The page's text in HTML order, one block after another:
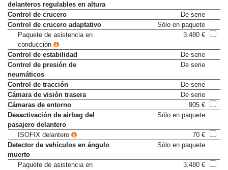
delanteros regulables en altura
Control de crucero
De serie
Control de crucero adaptativo
Sólo en paquete
Paquete de asistencia en
conducción
3.480 €
Control de estabilidad
De serie
Control de presión de
neumáticos
De serie
Control de tracción
De serie
Cámara de visión trasera
De serie
Cámaras de entorno
905 €
Desactivación de airbag del
pasajero delantero
Sólo en paquete
ISOFIX delantero
70 €
Detector de vehículos en ángulo
muerto
Sólo en paquete
Paquete de asistencia en
3.480 €